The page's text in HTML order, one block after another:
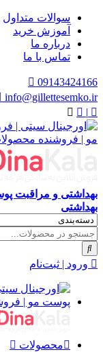
سوالات متداول
آموزش خرید
درباره ما
تماس با ما
09143424166
info@gillettesemko.ir
|
بهداشتی و مراقبت
بهداشتی
ورود | ثبت‌نام
محصولات